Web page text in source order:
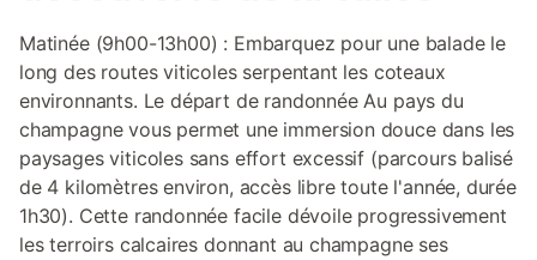
Matinée (9h00-13h00) : Embarquez pour une balade le
long des routes viticoles serpentant les coteaux
environnants. Le départ de randonnée Au pays du
champagne vous permet une immersion douce dans les
paysages viticoles sans effort excessif (parcours balisé
de 4 kilomètres environ, accès libre toute l'année, durée
1h30). Cette randonnée facile dévoile progressivement
les terroirs calcaires donnant au champagne ses